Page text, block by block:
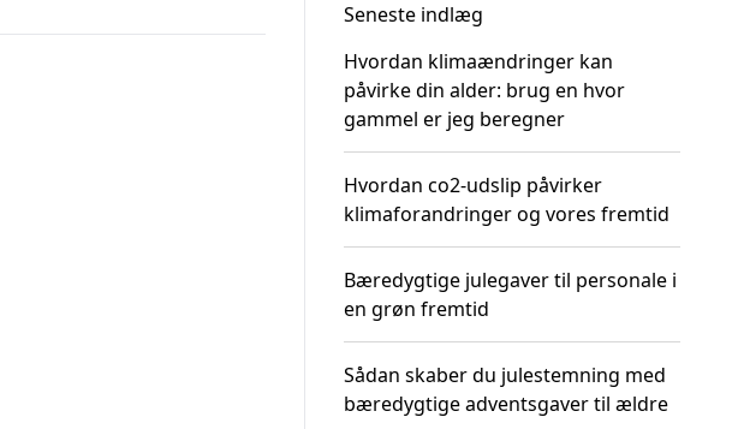
Seneste indlæg
Hvordan klimaændringer kan
påvirke din alder: brug en hvor
gammel er jeg beregner
Hvordan co2-udslip påvirker
klimaforandringer og vores fremtid
Bæredygtige julegaver til personale i
en grøn fremtid
Sådan skaber du julestemning med
bæredygtige adventsgaver til ældre